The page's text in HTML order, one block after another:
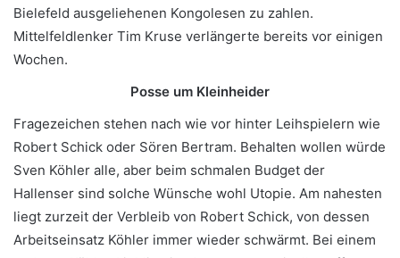
Bielefeld ausgeliehenen Kongolesen zu zahlen.
Mittelfeldlenker Tim Kruse verlängerte bereits vor einigen
Wochen.
Posse um Kleinheider
Fragezeichen stehen nach wie vor hinter Leihspielern wie
Robert Schick oder Sören Bertram. Behalten wollen würde
Sven Köhler alle, aber beim schmalen Budget der
Hallenser sind solche Wünsche wohl Utopie. Am nahesten
liegt zurzeit der Verbleib von Robert Schick, von dessen
Arbeitseinsatz Köhler immer wieder schwärmt. Bei einem